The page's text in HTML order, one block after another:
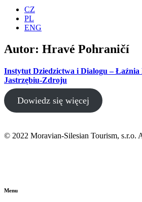
CZ
PL
ENG
Autor: Hravé Pohraničí
Instytut Dziedzictwa i Dialogu – Łaźnia
Jastrzębiu-Zdroju
Dowiedz się więcej
© 2022 Moravian-Silesian Tourism, s.r.o.
Menu